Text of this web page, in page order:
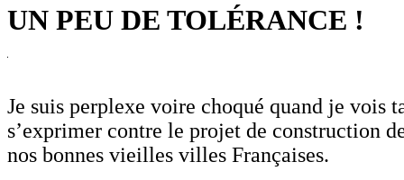
UN PEU DE TOLÉRANCE !
Je suis perplexe voire choqué quand je vois
s’exprimer contre le projet de construction
nos bonnes vieilles villes Françaises.